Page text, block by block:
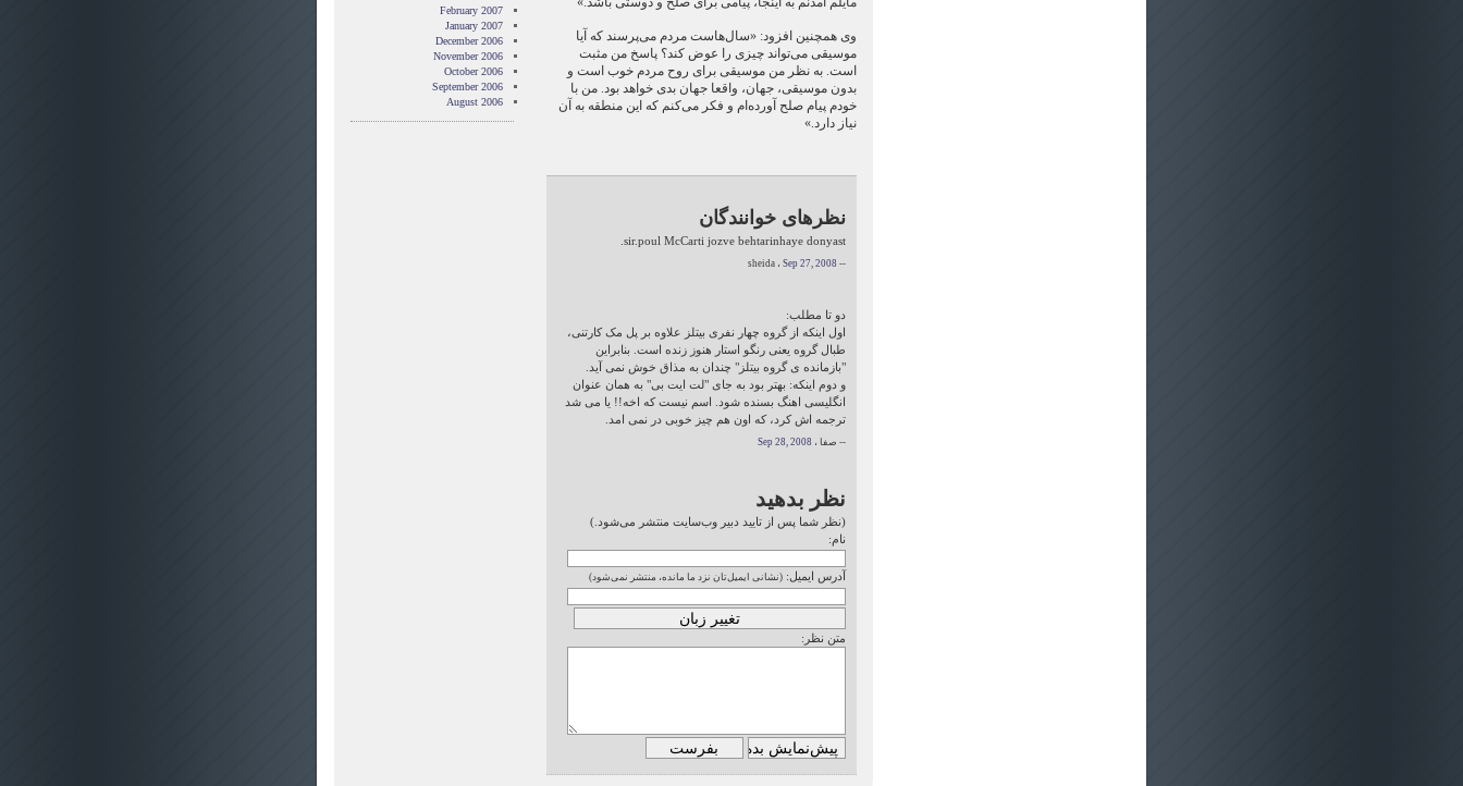
وی همچنین افزود: «سال‌هاست مردم می‌پرسند که آیا
موسیقی می‌تواند چیزی را عوض کند؟ پاسخ من مثبت
است. به نظر من موسیقی برای روح مردم خوب است و
بدون موسیقی، جهان، واقعا جهان بدی خواهد بود. من با
خودم پیام صلح آورده‌ام و فکر می‌کنم که این منطقه به آن
نیاز دارد.»
نظرهای خوانندگان
sir.poul McCarti jozve behtarinhaye donyast.
-- sheida ، Sep 27, 2008
دو تا مطلب:
اول اینکه از گروه چهار نفری بیتلز علاوه بر پل مک کارتنی،
طبال گروه یعنی رنگو استار هنوز زنده است. بنابراین
"بازمانده ی گروه بیتلز" چندان به مذاق خوش نمی آید.
و دوم اینکه: بهتر بود به جای "لت ایت بی" به همان عنوان
انگلیسی اهنگ بسنده شود. اسم نیست که اخه!! یا می شد
ترجمه اش کرد، که اون هم چیز خوبی در نمی امد.
-- صفا ، Sep 28, 2008
نظر بدهید
(نظر شما پس از تایید دبیر وب‌سایت منتشر می‌شود.)
نام:
آدرس ایمیل: (نشانی ایمیل‌تان نزد ما مانده، منتشر نمی‌شود)
متن نظر:
February 2007
January 2007
December 2006
November 2006
October 2006
September 2006
August 2006